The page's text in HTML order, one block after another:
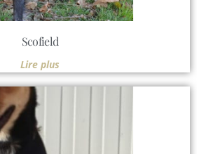
Scofield
Lire plus